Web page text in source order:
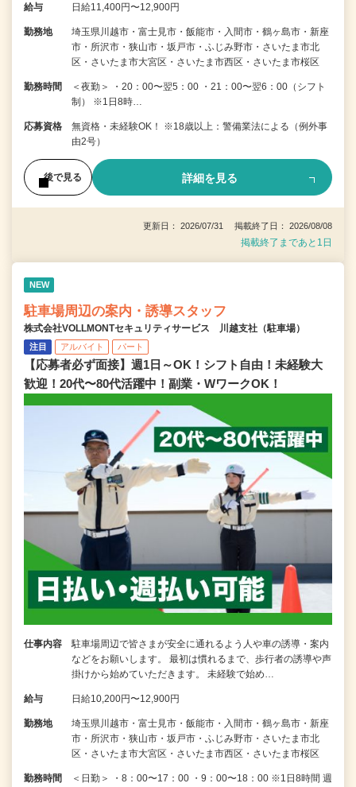
給与 日給11,400円〜12,900円
勤務地
埼玉県川越市・富士見市・飯能市・入間市・鶴ヶ島市・新座
市・所沢市・狭山市・坂戸市・ふじみ野市・さいたま市北
区・さいたま市大宮区・さいたま市西区・さいたま市桜区
勤務時間
＜夜勤＞ ・20：00〜翌5：00 ・21：00〜翌6：00（シフト
制） ※1日8時…
応募資格
無資格・未経験OK！ ※18歳以上：警備業法による（例外事
由2号）
後で見る 詳細を見る
更新日： 2026/07/31 掲載終了日： 2026/08/08
掲載終了まであと1日
NEW
駐車場周辺の案内・誘導スタッフ
株式会社VOLLMONTセキュリティサービス 川越支社（駐車場）
注目 アルバイト パート
【応募者必ず面接】週1日～OK！シフト自由！未経験大
歓迎！20代〜80代活躍中！副業・WワークOK！
仕事内容
駐車場周辺で皆さまが安全に通れるよう人や車の誘導・案内
などをお願いします。 最初は慣れるまで、歩行者の誘導や声
掛けから始めていただきます。 未経験で始め…
給与 日給10,200円〜12,900円
勤務地
埼玉県川越市・富士見市・飯能市・入間市・鶴ヶ島市・新座
市・所沢市・狭山市・坂戸市・ふじみ野市・さいたま市北
区・さいたま市大宮区・さいたま市西区・さいたま市桜区
勤務時間
＜日勤＞ ・8：00〜17：00 ・9：00〜18：00 ※1日8時間 週